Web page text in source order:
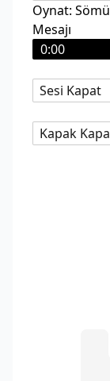
Oynat:
Mesajı
0:00
Sesi Kapat
Kapak